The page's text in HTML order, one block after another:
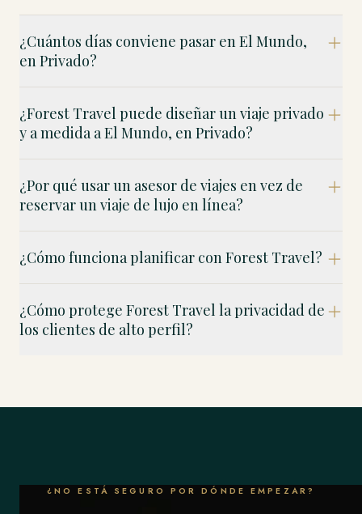
¿Cuántos días conviene pasar en El Mundo,
en Privado?
¿Forest Travel puede diseñar un viaje privado
y a medida a El Mundo, en Privado?
¿Por qué usar un asesor de viajes en vez de
reservar un viaje de lujo en línea?
¿Cómo funciona planificar con Forest Travel?
¿Cómo protege Forest Travel la privacidad de
los clientes de alto perfil?
¿NO ESTÁ SEGURO POR DÓNDE EMPEZAR?